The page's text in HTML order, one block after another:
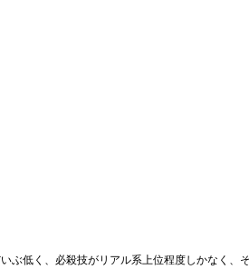
ぶ低く、必殺技がリアル系上位程度しかなく、